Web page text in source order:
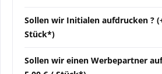
Sollen wir Initialen aufdrucken ?
Stück*)
Sollen wir einen Werbepartner